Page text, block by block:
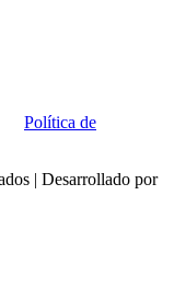
Política de
| Desarrollado por